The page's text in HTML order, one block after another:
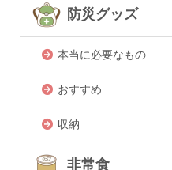
防災グッズ
本当に必要なもの
おすすめ
収納
非常食